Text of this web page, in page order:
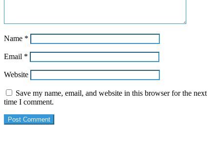
Name *
Email *
Website
Save my name, email, and website in this browser for the next
time I comment.